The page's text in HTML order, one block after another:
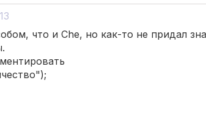
что и Che, но как-то не придал